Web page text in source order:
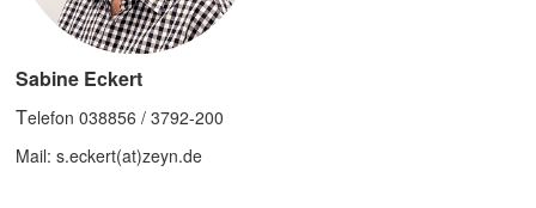
Sabine Eckert
Telefon 038856 / 3792-200
Mail: s.eckert(at)zeyn.de